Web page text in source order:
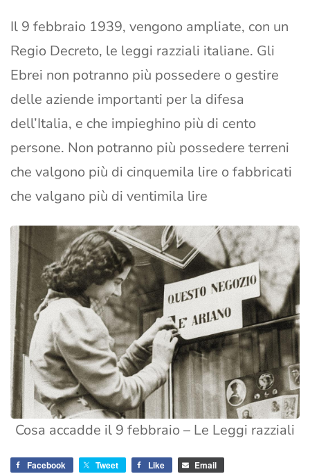
Il 9 febbraio 1939, vengono ampliate, con un
Regio Decreto, le leggi razziali italiane. Gli
Ebrei non potranno più possedere o gestire
delle aziende importanti per la difesa
dell’Italia, e che impieghino più di cento
persone. Non potranno più possedere terreni
che valgono più di cinquemila lire o fabbricati
che valgano più di ventimila lire
Cosa accadde il 9 febbraio – Le Leggi razziali
Facebook Tweet Like Email